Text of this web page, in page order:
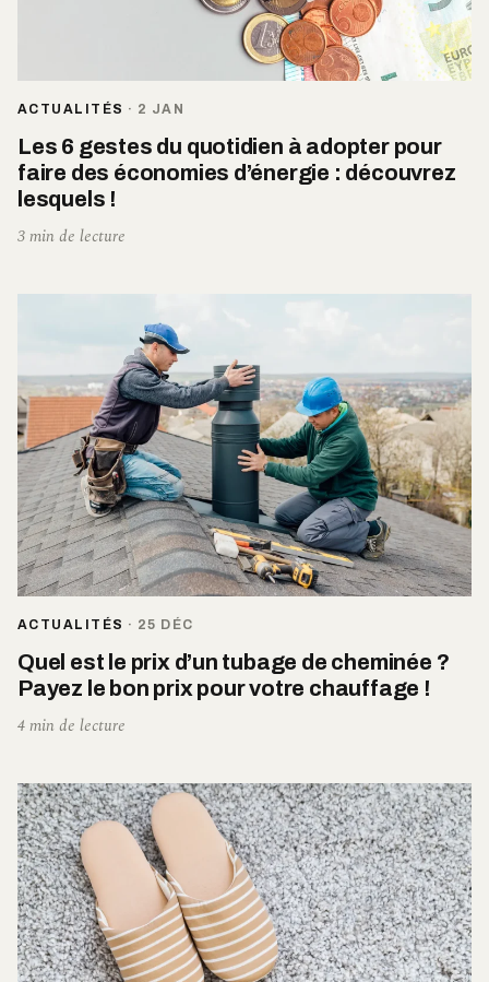
ACTUALITÉS · 2 JAN
Les 6 gestes du quotidien à adopter pour
faire des économies d’énergie : découvrez
lesquels !
3 min de lecture
ACTUALITÉS · 25 DÉC
Quel est le prix d’un tubage de cheminée ?
Payez le bon prix pour votre chauffage !
4 min de lecture